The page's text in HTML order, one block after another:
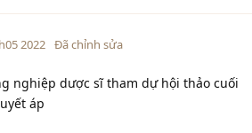
2022 Đã chỉnh sửa
nghiệp dược sĩ tham dự hội thảo cuối
áp